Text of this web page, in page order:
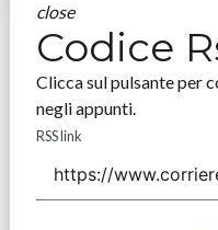
close
Codice
Clicca sul pulsante per
negli appunti.
RSS link